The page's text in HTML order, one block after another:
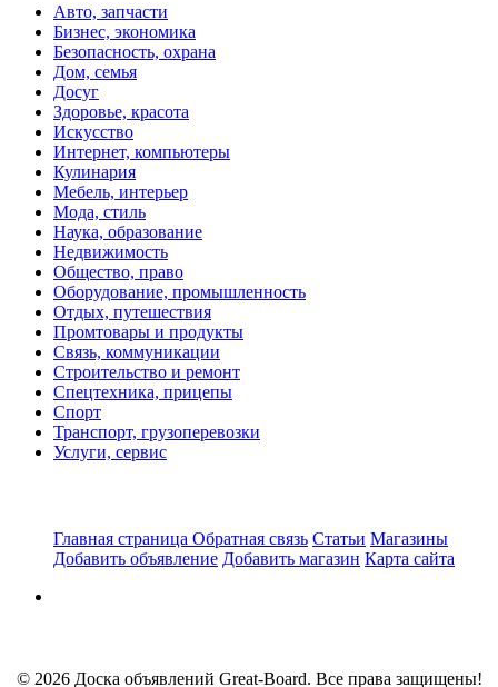
Авто, запчасти
Бизнес, экономика
Безопасность, охрана
Дом, семья
Досуг
Здоровье, красота
Искусство
Интернет, компьютеры
Кулинария
Мебель, интерьер
Мода, стиль
Наука, образование
Недвижимость
Общество, право
Оборудование, промышленность
Отдых, путешествия
Промтовары и продукты
Связь, коммуникации
Строительство и ремонт
Спецтехника, прицепы
Спорт
Транспорт, грузоперевозки
Услуги, сервис
Главная страница Обратная связь Статьи Магазины
Добавить объявление Добавить магазин Карта сайта
© 2026 Доска объявлений Great-Board. Все права защищены!